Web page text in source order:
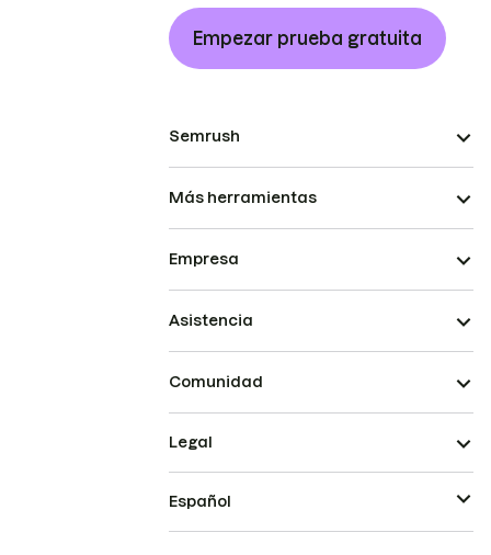
Empezar prueba gratuita
Semrush
Más herramientas
Empresa
Asistencia
Comunidad
Legal
Español